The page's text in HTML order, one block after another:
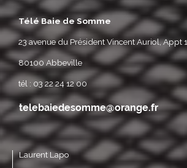
Télé Baie de Somme
23 avenue du Président Vincent Auriol, Appt 1
80100 Abbeville
tél : 03 22 24 12 00
Laurent Lapo